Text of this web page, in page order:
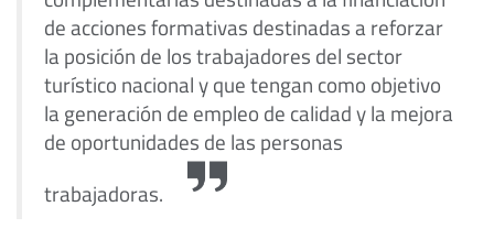
de acciones formativas destinadas a reforzar
la posición de los trabajadores del sector
turístico nacional y que tengan como objetivo
la generación de empleo de calidad y la mejora
de oportunidades de las personas
trabajadoras.